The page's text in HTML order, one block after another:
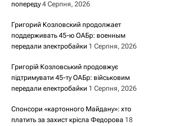
попереду 4 Серпня, 2026
Григорий Козловский продолжает
поддерживать 45-ю ОАБр: военным
передали электробайки 1 Серпня, 2026
Григорій Козловський продовжує
підтримувати 45-ту ОАБр: військовим
передали електробайки 1 Серпня, 2026
Спонсори «картонного Майдану»: хто
платить за захист крісла Федорова 18